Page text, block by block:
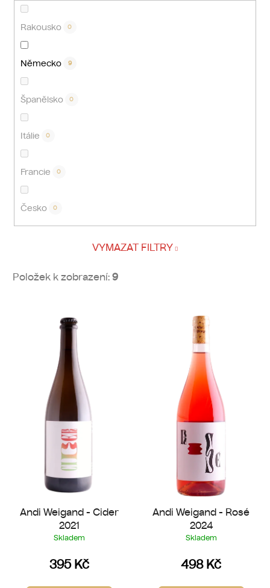
Rakousko 0
Německo 9
Španělsko 0
Itálie 0
Francie 0
Česko 0
VYMAZAT FILTRY
Položek k zobrazení: 9
Andi Weigand - Cider
2021
Skladem
395 Kč
Andi Weigand - Rosé
2024
Skladem
498 Kč